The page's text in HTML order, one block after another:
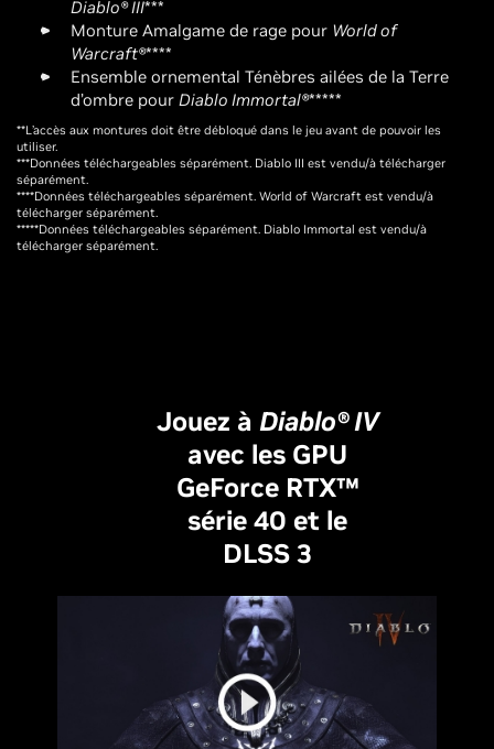
Diablo® III***
Monture Amalgame de rage pour World of
Warcraft®****
Ensemble ornemental Ténèbres ailées de la Terre
d’ombre pour Diablo Immortal®*****
**L’accès aux montures doit être débloqué dans le jeu avant de pouvoir les
utiliser.
***Données téléchargeables séparément. Diablo III est vendu/à télécharger
séparément.
****Données téléchargeables séparément. World of Warcraft est vendu/à
télécharger séparément.
*****Données téléchargeables séparément. Diablo Immortal est vendu/à
télécharger séparément.
Jouez à Diablo® IV
avec les GPU
GeForce RTX™
série 40 et le
DLSS 3